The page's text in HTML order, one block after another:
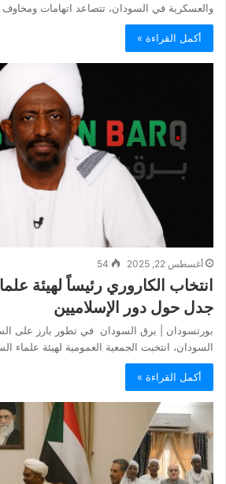
والعسكرية في السودان، تتصاعد اتهامات
أكمل القراءة »
أغسطس 22, 2025 54
انتخاب الكاروري رئيساً لهيئة
جدل حول دور الإسلاميين
بورتسودان | برق السودان في تطور بارز على
السودان، انتخبت الجمعية العمومية لهيئة علماء
أكمل القراءة »